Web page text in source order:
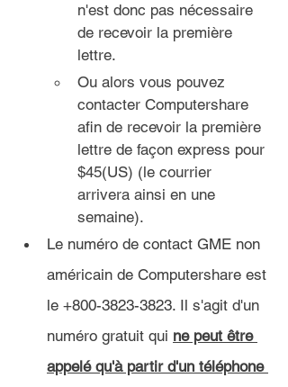
n'est donc pas nécessaire
de recevoir la première
lettre.
Ou alors vous pouvez
contacter Computershare
afin de recevoir la première
lettre de façon express pour
$45(US) (le courrier
arrivera ainsi en une
semaine).
Le numéro de contact GME non
américain de Computershare est
le +800-3823-3823. Il s'agit d'un
numéro gratuit qui ne peut être
appelé qu'à partir d'un téléphone